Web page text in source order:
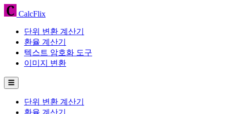
CalcFlix
단위 변환 계산기
환율 계산기
텍스트 암호화 도구
이미지 변환
☰
단위 변환 계산기
환율 계산기